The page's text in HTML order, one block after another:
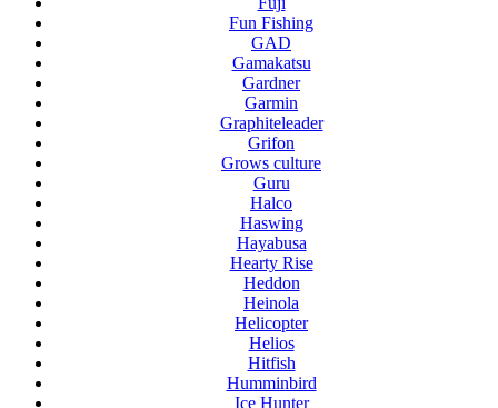
Fun Fishing
GAD
Gamakatsu
Gardner
Garmin
Graphiteleader
Grifon
Grows culture
Guru
Halco
Haswing
Hayabusa
Hearty Rise
Heddon
Heinola
Helicopter
Helios
Hitfish
Humminbird
Ice Hunter